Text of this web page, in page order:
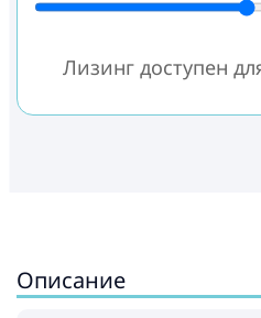
Лизинг доступен
Описание